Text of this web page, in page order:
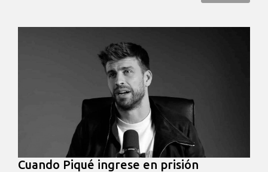
Cuando Piqué ingrese en prisión